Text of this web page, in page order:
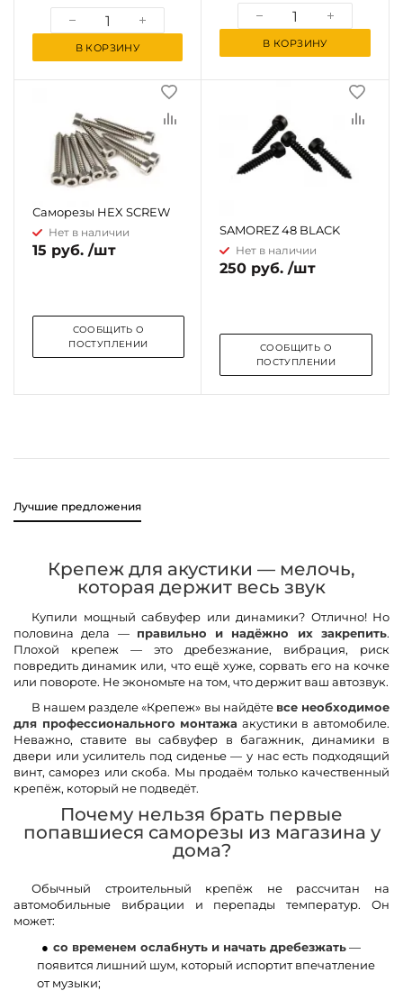
В КОРЗИНУ В КОРЗИНУ
Саморезы HEX SCREW
Нет в наличии
15 руб. /шт
СООБЩИТЬ О
ПОСТУПЛЕНИИ
SAMOREZ 48 BLACK
Нет в наличии
250 руб. /шт
СООБЩИТЬ О
ПОСТУПЛЕНИИ
Лучшие предложения
Крепеж для акустики — мелочь,
которая держит весь звук
Купили мощный сабвуфер или динамики? Отлично! Но
половина дела — правильно и надёжно их закрепить.
Плохой крепеж — это дребезжание, вибрация, риск
повредить динамик или, что ещё хуже, сорвать его на кочке
или повороте. Не экономьте на том, что держит ваш автозвук.
В нашем разделе «Крепеж» вы найдёте все необходимое
для профессионального монтажа акустики в автомобиле.
Неважно, ставите вы сабвуфер в багажник, динамики в
двери или усилитель под сиденье — у нас есть подходящий
винт, саморез или скоба. Мы продаём только качественный
крепёж, который не подведёт.
Почему нельзя брать первые
попавшиеся саморезы из магазина у
дома?
Обычный строительный крепёж не рассчитан на
автомобильные вибрации и перепады температур. Он
может:
со временем ослабнуть и начать дребезжать—
появится лишний шум, который испортит впечатление
от музыки;